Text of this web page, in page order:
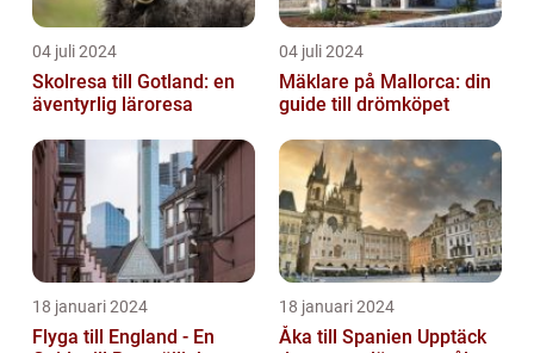
04 juli 2024
Skolresa till Gotland: en
äventyrlig läroresa
04 juli 2024
Mäklare på Mallorca: din
guide till drömköpet
18 januari 2024
Flyga till England - En
18 januari 2024
Åka till Spanien Upptäck